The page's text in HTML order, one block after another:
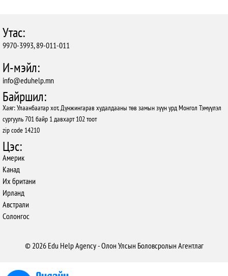
Утас:
9970-3993, 89-011-011
И-мэйл:
info@eduhelp.mn
Байршил:
Хаяг: Улаанбаатар хот, Дүнжингарав худалдааны төв замын зүүн урд Монгол Тэмүүлэл
сургууль 701 байр 1 давхарт 102 тоот
zip code 14210
Цэс:
Америк
Канад
Их британи
Ирланд
Австрали
Солонгос
© 2026 Edu Help Agency - Олон Улсын Боловсролын Агентлаг